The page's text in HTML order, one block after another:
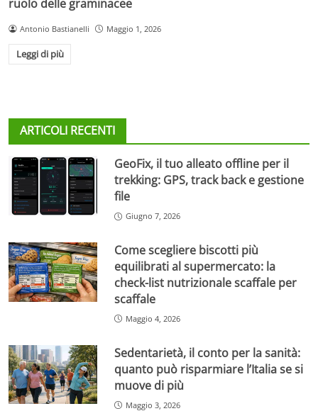
ruolo delle graminacee
Antonio Bastianelli Maggio 1, 2026
Leggi di più
ARTICOLI RECENTI
GeoFix, il tuo alleato offline per il
trekking: GPS, track back e gestione
file
Giugno 7, 2026
Come scegliere biscotti più
equilibrati al supermercato: la
check-list nutrizionale scaffale per
scaffale
Maggio 4, 2026
Sedentarietà, il conto per la sanità:
quanto può risparmiare l’Italia se si
muove di più
Maggio 3, 2026